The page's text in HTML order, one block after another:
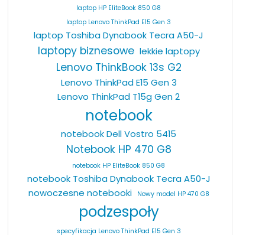
laptop HP EliteBook 850 G8
laptop Lenovo ThinkPad E15 Gen 3
laptop Toshiba Dynabook Tecra A50-J
laptopy biznesowe lekkie laptopy
Lenovo ThinkBook 13s G2
Lenovo ThinkPad E15 Gen 3
Lenovo ThinkPad T15g Gen 2
notebook
notebook Dell Vostro 5415
Notebook HP 470 G8
notebook HP EliteBook 850 G8
notebook Toshiba Dynabook Tecra A50-J
nowoczesne notebooki
Nowy model HP 470 G8
podzespoły
specyfikacja Lenovo ThinkPad E15 Gen 3